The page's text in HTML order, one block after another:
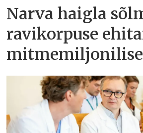
Narva haigla
ravikorpuse